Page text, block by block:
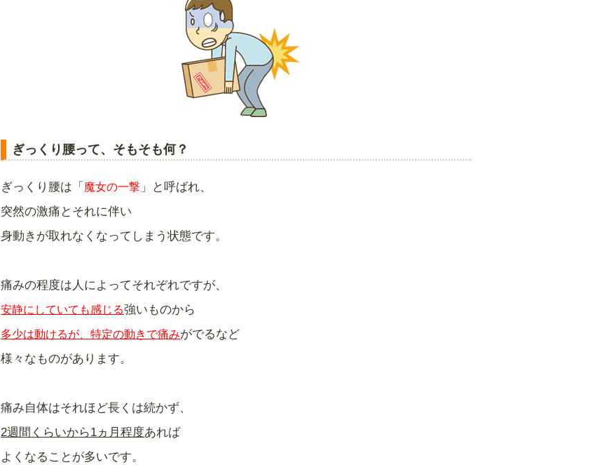
ぎっくり腰って、そもそも何？
ぎっくり腰は「 魔女の一撃 」と呼ばれ、
突然の激痛とそれに伴い
身動きが取れなくなってしまう状態です。
痛みの程度は人によってそれぞれですが、
安静にしていても感じる強いものから
多少は動けるが、特定の動きで痛みがでるなど
様々なものがあります。
痛み自体はそれほど長くは続かず、
2週間くらいから1ヵ月程度あれば
よくなることが多いです。